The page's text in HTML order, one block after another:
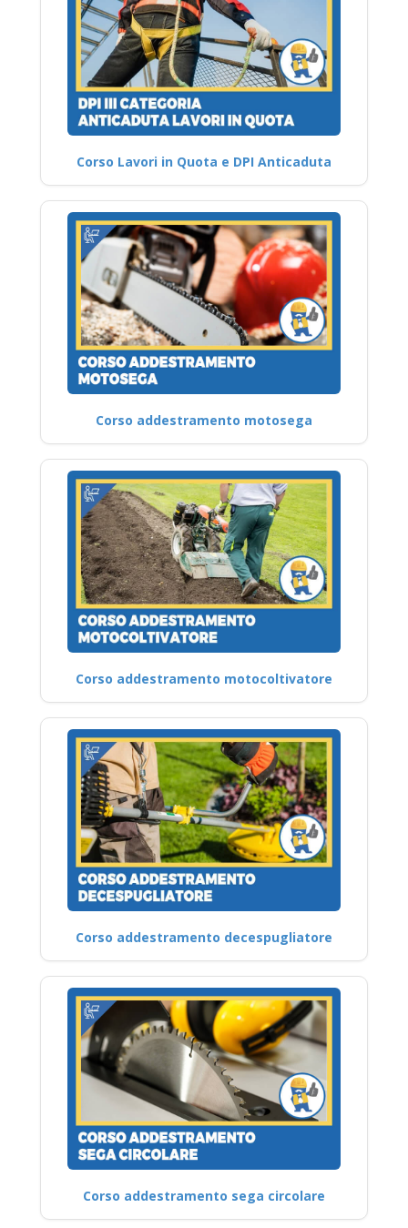
Corso Lavori in Quota e DPI Anticaduta
Corso addestramento motosega
Corso addestramento motocoltivatore
Corso addestramento decespugliatore
Corso addestramento sega circolare